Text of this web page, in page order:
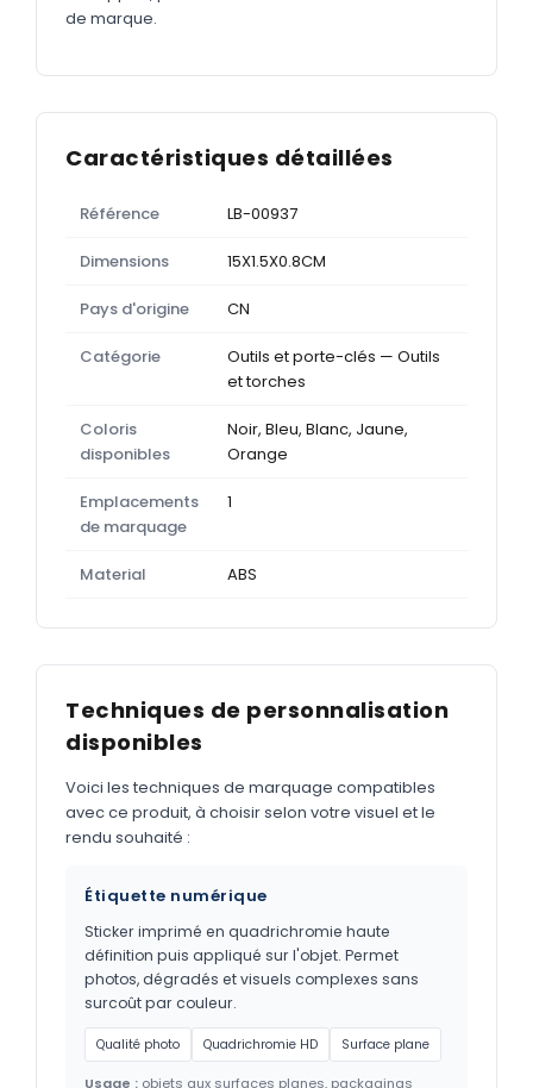
Cuisine
de marque.
Caractéristiques détaillées
Référence LB-00937
Dimensions 15X1.5X0.8CM
Pays d'origine CN
Catégorie
Outils et porte-clés — Outils
et torches
Coloris
disponibles
Noir, Bleu, Blanc, Jaune,
Orange
Emplacements
de marquage
1
Material ABS
Techniques de personnalisation
disponibles
Voici les techniques de marquage compatibles
avec ce produit, à choisir selon votre visuel et le
rendu souhaité :
Étiquette numérique
Sticker imprimé en quadrichromie haute
définition puis appliqué sur l'objet. Permet
photos, dégradés et visuels complexes sans
surcoût par couleur.
Qualité photo Quadrichromie HD Surface plane
Usage : objets aux surfaces planes, packagings